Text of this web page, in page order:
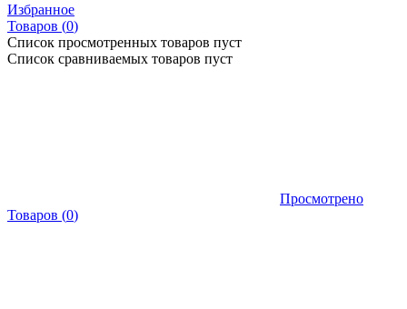
Избранное
Товаров (0)
Список просмотренных товаров пуст
Список сравниваемых товаров пуст
Просмотрено
Товаров (0)